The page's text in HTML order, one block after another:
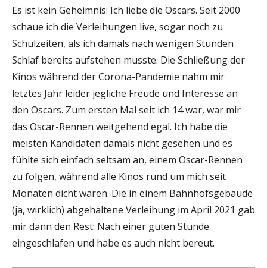
Es ist kein Geheimnis: Ich liebe die Oscars. Seit 2000
schaue ich die Verleihungen live, sogar noch zu
Schulzeiten, als ich damals nach wenigen Stunden
Schlaf bereits aufstehen musste. Die Schließung der
Kinos während der Corona-Pandemie nahm mir
letztes Jahr leider jegliche Freude und Interesse an
den Oscars. Zum ersten Mal seit ich 14 war, war mir
das Oscar-Rennen weitgehend egal. Ich habe die
meisten Kandidaten damals nicht gesehen und es
fühlte sich einfach seltsam an, einem Oscar-Rennen
zu folgen, während alle Kinos rund um mich seit
Monaten dicht waren. Die in einem Bahnhofsgebäude
(ja, wirklich) abgehaltene Verleihung im April 2021 gab
mir dann den Rest: Nach einer guten Stunde
eingeschlafen und habe es auch nicht bereut.